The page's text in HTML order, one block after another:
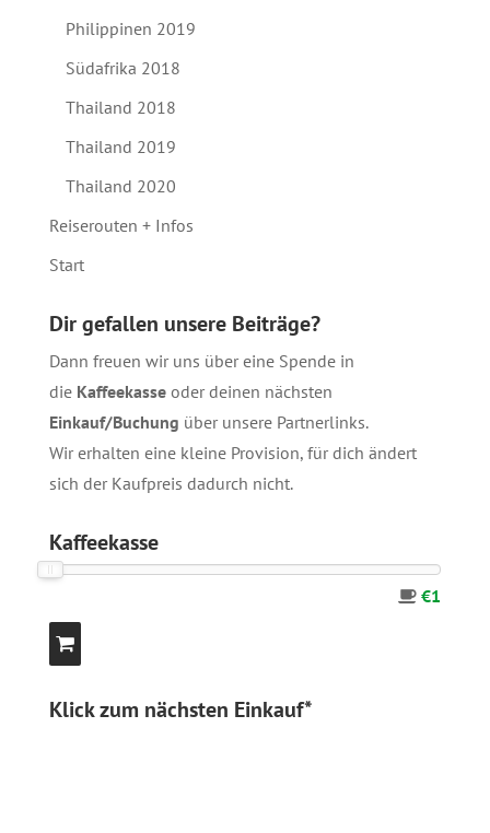
Philippinen 2019
Südafrika 2018
Thailand 2018
Thailand 2019
Thailand 2020
Reiserouten + Infos
Start
Dir gefallen unsere Beiträge?
Dann freuen wir uns über eine Spende in
die Kaffeekasseoder deinen nächsten
Einkauf/Buchung über unsere Partnerlinks.
Wir erhalten eine kleine Provision, für dich ändert
sich der Kaufpreis dadurch nicht.
Kaffeekasse
€1
Klick zum nächsten Einkauf*